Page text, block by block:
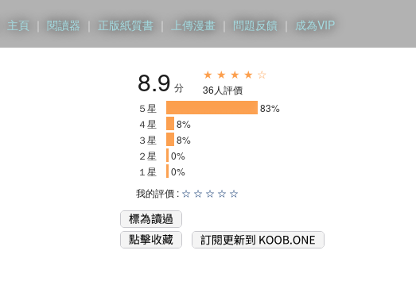
主頁 ｜ 閱讀器 ｜ 正版紙質書 ｜ 上傳漫畫 ｜ 問題反饋 ｜ 成為VIP
8.9 分
★ ★ ★ ★ ☆
36人評價
５星
83%
４星
8%
３星
8%
２星
0%
１星
0%
我的評價 : ☆ ☆ ☆ ☆ ☆